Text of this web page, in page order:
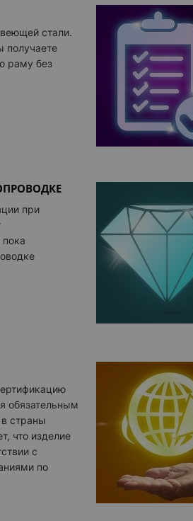
стали.
получаете
раму без
при
обязательным
страны
что изделие
с
по